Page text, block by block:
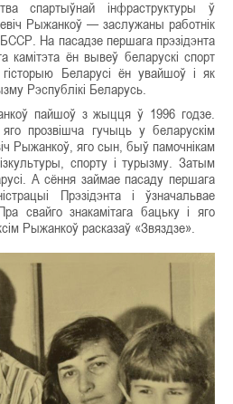
спартыўнай інфраструктуры ў
Рыжанкоў — заслужаны работнік
БССР. На пасадзе першага прэзідэнта
камітэта ён вывеў беларускі спорт
Беларусі ён увайшоў і як
Рэспублікі Беларусь.
пайшоў з жыцця ў 1996 годзе.
прозвішча гучыць у беларускім
Рыжанкоў, яго сын, быў памочнікам
спорту і турызму. Затым
А сёння займае пасаду першага
Прэзідэнта і ўзначальвае
свайго знакамітага бацьку і яго
Рыжанкоў расказаў «Звяздзе».